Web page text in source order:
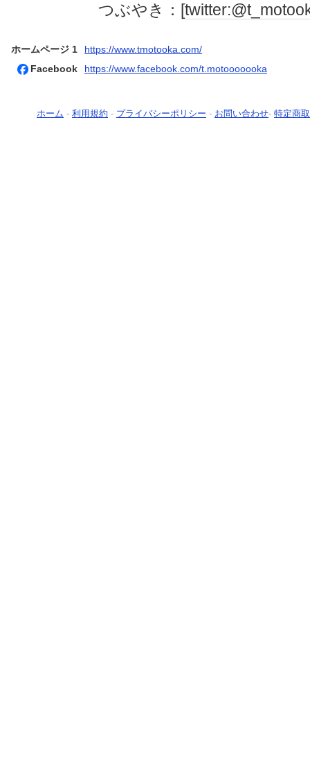
つぶやき：
ホームページ 1
https://www.tmotooka.com/
Facebook
https://www.facebook.com/t.motooooooka
ホーム - 利用規約 - プライバシーポリシー - お問い合わせ- 特定商